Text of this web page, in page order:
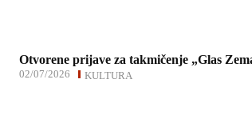
Otvorene prijave za takmičenje „Glas
KULTURA
02/07/2026